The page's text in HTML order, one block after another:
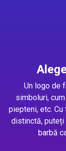
Un logo de
simboluri,
piepteni, etc.
distinctă, puteți
barbă